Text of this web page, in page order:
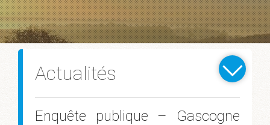
Actualités
Enquête publique – Gascogne